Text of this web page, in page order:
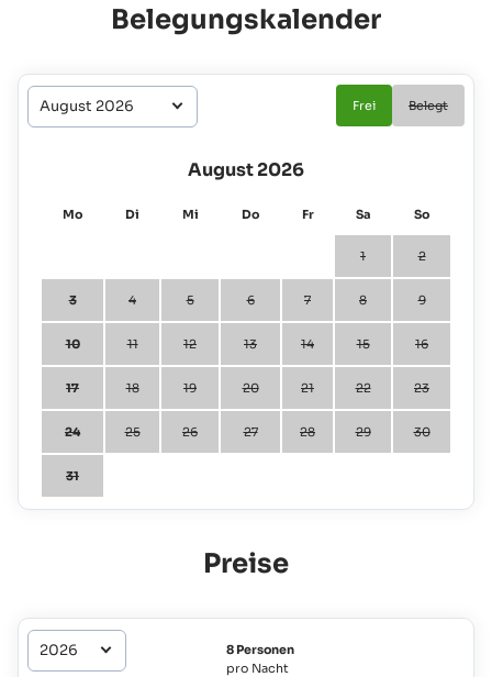
Belegungskalender
Frei Belegt
August 2026
Mo Di Mi Do Fr Sa So
1 2
3 4 5 6 7 8 9
10 11 12 13 14 15 16
17 18 19 20 21 22 23
24 25 26 27 28 29 30
31
Preise
8 Personen
pro Nacht